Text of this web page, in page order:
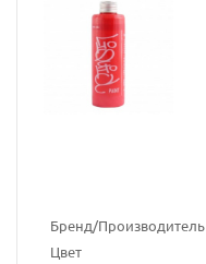
Бренд/Производитель
Цвет